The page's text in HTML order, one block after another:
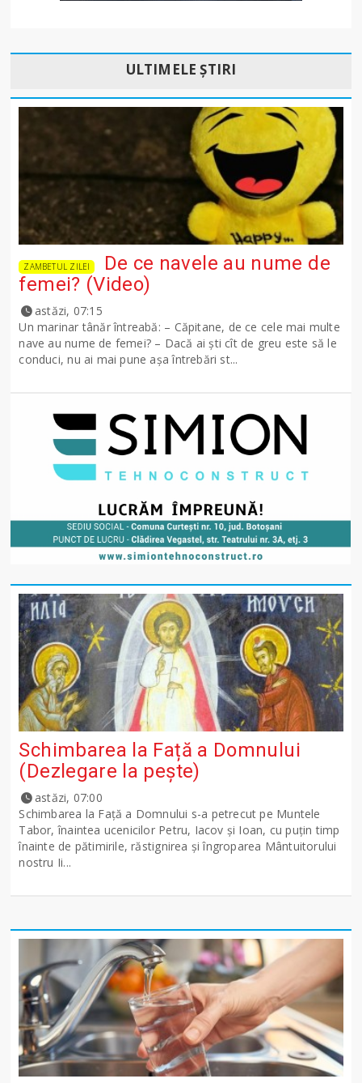
ULTIMELE ȘTIRI
ZAMBETUL ZILEI
De ce navele au nume de
femei? (Video)
astăzi, 07:15
Un marinar tânăr întreabă: – Căpitane, de ce cele mai multe
nave au nume de femei? – Dacă ai şti cît de greu este să le
conduci, nu ai mai pune așa întrebări st...
Schimbarea la Față a Domnului
(Dezlegare la peşte)
astăzi, 07:00
Schimbarea la Față a Domnului s-a petrecut pe Muntele
Tabor, înaintea ucenicilor Petru, Iacov și Ioan, cu puțin timp
înainte de pătimirile, răstignirea și îngroparea Mântuitorului
nostru Ii...